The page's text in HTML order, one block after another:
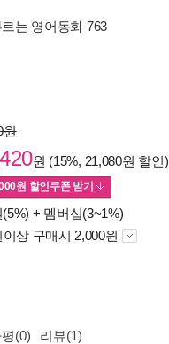
는 영어동화 763
원
원 (15%, 21,080원 할인)
원 할인쿠폰 받기
+ 멤버십(3~1%)
상 구매시 2,000원
(0) 리뷰(1)